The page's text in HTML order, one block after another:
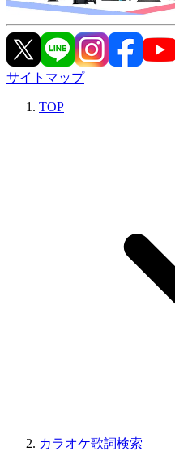
サイトマップ
TOP
カラオケ歌詞検索